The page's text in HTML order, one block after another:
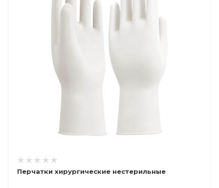
Перчатки хирургические нестерильные